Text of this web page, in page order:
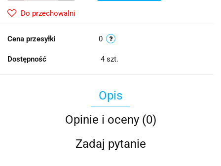
Do przechowalni
Cena przesyłki 0
Dostępność 4 szt.
Opis
Opinie i oceny (0)
Zadaj pytanie